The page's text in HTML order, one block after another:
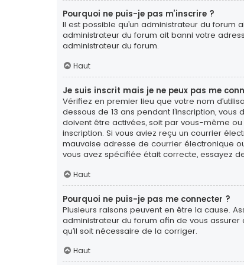
Pourquoi ne puis-je pas m’inscrire ?
Il est possible qu’un administrateur du forum
administrateur du forum ait banni votre
administrateur du forum.
Haut
Je suis inscrit mais je ne peux pas me
Vérifiez en premier lieu que votre nom
dessous de 13 ans pendant l’inscription,
doivent être activées, soit par vous-même
inscription. Si vous aviez reçu un courrier
mauvaise adresse de courrier électronique
vous avez spécifiée était correcte, essayez
Haut
Pourquoi ne puis-je pas me connecter ?
Plusieurs raisons peuvent en être la cause.
administrateur du forum afin de vous
qu’il soit nécessaire de la corriger.
Haut